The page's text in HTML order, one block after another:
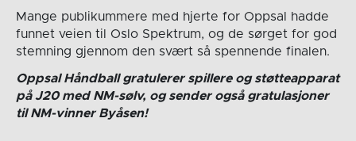
Mange publikummere med hjerte for Oppsal hadde
funnet veien til Oslo Spektrum, og de sørget for god
stemning gjennom den svært så spennende finalen.
Oppsal Håndball gratulerer spillere og støtteapparat
på J20 med NM-sølv, og sender også gratulasjoner
til NM-vinner Byåsen!